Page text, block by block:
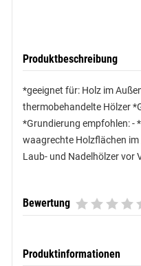
Produktbeschreibung
*geeignet für: Holz im
thermobehandelte Hölzer
*Grundierung empfohlen: -
waagrechte Holzflächen im
Laub- und Nadelhölzer vor
Bewertung
Produktinformationen